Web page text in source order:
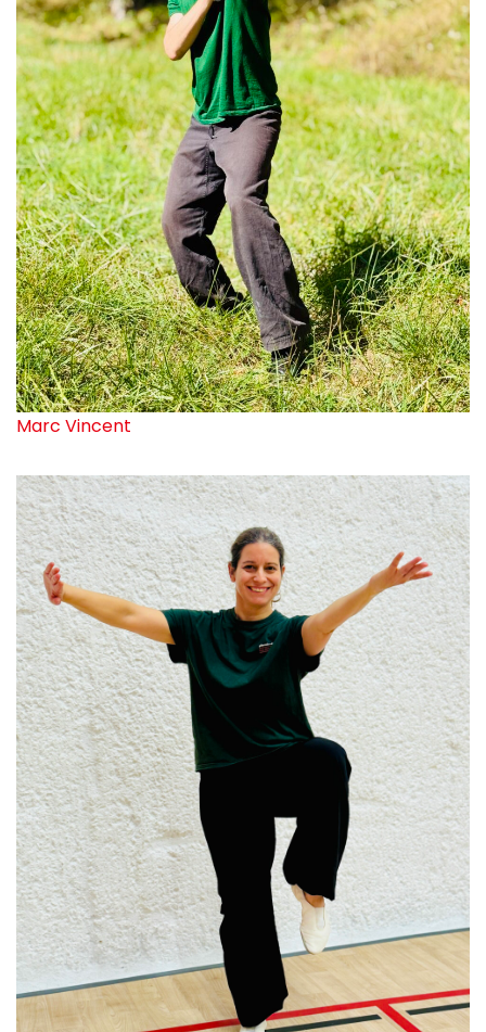
Marc Vincent